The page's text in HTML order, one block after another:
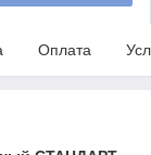
Оплата